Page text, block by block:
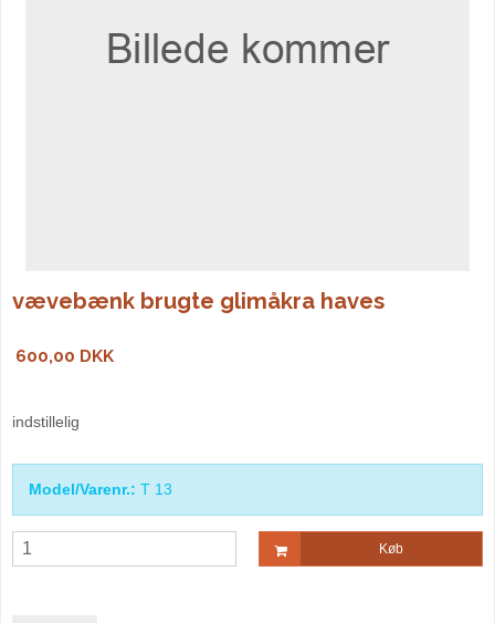
vævebænk brugte glimåkra haves
600,00 DKK
indstillelig
Model/Varenr.: T 13
Køb